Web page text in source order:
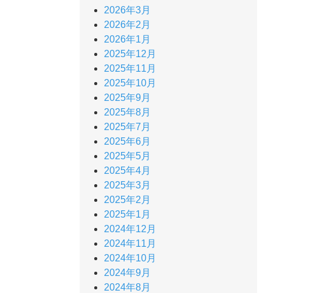
2026年3月
2026年2月
2026年1月
2025年12月
2025年11月
2025年10月
2025年9月
2025年8月
2025年7月
2025年6月
2025年5月
2025年4月
2025年3月
2025年2月
2025年1月
2024年12月
2024年11月
2024年10月
2024年9月
2024年8月